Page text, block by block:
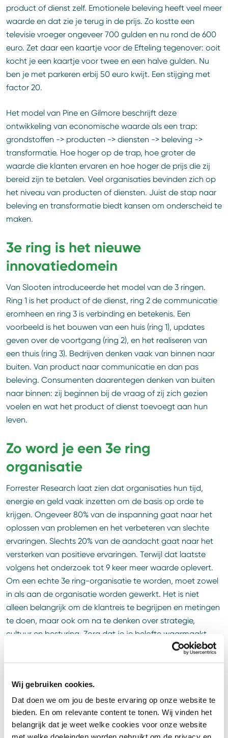
Wij gebruiken cookies.
Dat doen we om jou de beste ervaring op onze website te
bieden. En om relevante content te tonen. Wij vinden het
belangrijk dat je weet welke cookies voor onze website
product of dienst zelf. Emotionele beleving heeft veel meer
waarde en dat zie je terug in de prijs. Zo kostte een
televisie vroeger ongeveer 700 gulden en nu rond de 600
euro. Zet daar een kaartje voor de Efteling tegenover: ooit
kocht je een kaartje voor twee en een halve gulden. Nu
ben je met parkeren erbij 50 euro kwijt. Een stijging met
factor 20.
Het model van Pine en Gilmore beschrijft deze
ontwikkeling van economische waarde als een trap:
grondstoffen -> producten -> diensten -> beleving ->
transformatie. Hoe hoger op de trap, hoe groter de
waarde die klanten ervaren en hoe hoger de prijs die zij
bereid zijn te betalen. Veel organisaties bevinden zich op
het niveau van producten of diensten. Juist de stap naar
beleving en transformatie biedt kansen om onderscheid te
maken.
3e ring is het nieuwe
innovatiedomein
Van Slooten introduceerde het model van de 3 ringen.
Ring 1 is het product of de dienst, ring 2 de communicatie
eromheen en ring 3 is verbinding en betekenis. Een
voorbeeld is het bouwen van een huis (ring 1), updates
geven over de voortgang (ring 2), en het realiseren van
een thuis (ring 3). Bedrijven denken vaak van binnen naar
buiten. Van product naar communicatie en dan pas
beleving. Consumenten daarentegen denken van buiten
naar binnen: zij beginnen bij de vraag of zij zich gezien
voelen en wat het product of dienst toevoegt aan hun
leven.
Zo word je een 3e ring
organisatie
Forrester Research laat zien dat organisaties hun tijd,
energie en geld vaak inzetten om de basis op orde te
krijgen. Ongeveer 80% van de inspanning gaat naar het
oplossen van problemen en het verbeteren van slechte
ervaringen. Slechts 20% van de aandacht gaat naar het
versterken van positieve ervaringen. Terwijl dat laatste
volgens het onderzoek tot 9 keer meer waarde oplevert.
Om een echte 3e ring-organisatie te worden, moet zowel
in als aan de organisatie worden gewerkt. Het is niet
alleen belangrijk om de klantreis te begrijpen en metingen
te doen, maar ook om na te denken over strategie,
cultuur en besturing. Zorg dat je je belofte waarmaakt.
Nooit meer ander hondenvoer
De sessie werd afgesloten met een treffend voorbeeld:
een reclamefilmpje van Chewy, online aanbieder van
hondenvoer. Wanneer klanten bellen om een abonnement
stop te zetten omdat hun hond is overleden, worden zij